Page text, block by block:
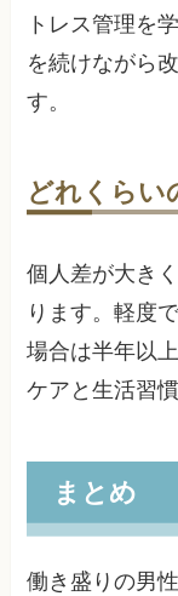
トレス管理を
を続けながら
す。
どれくらい
個人差が大き
ります。軽度
場合は半年以
ケアと生活習
まとめ
働き盛りの男